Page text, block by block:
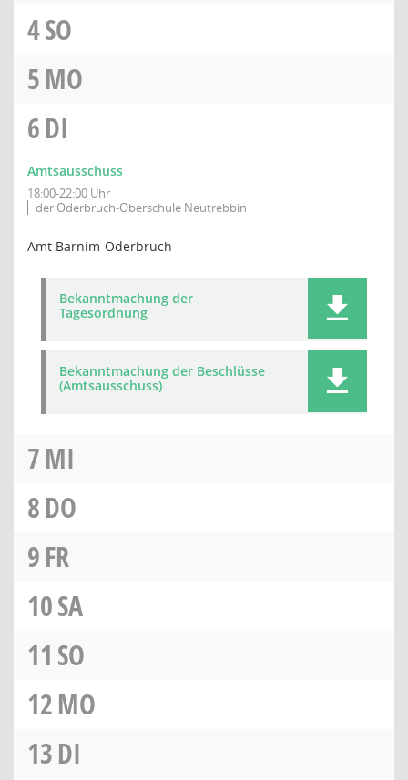
4SO
5MO
6DI
Amtsausschuss
18:00-22:00 Uhr
der Oderbruch-Oberschule Neutrebbin
Amt Barnim-Oderbruch
Bekanntmachung der
Tagesordnung
Bekanntmachung der Beschlüsse
(Amtsausschuss)
7MI
8DO
9FR
10SA
11 SO
12MO
13DI